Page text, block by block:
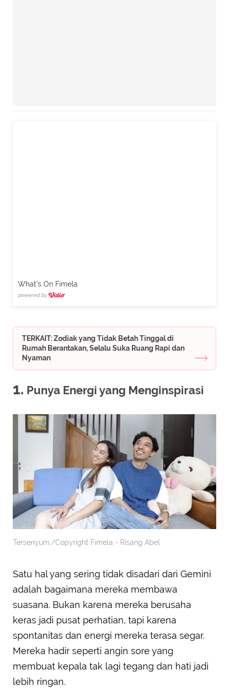
What's On Fimela
powered by
TERKAIT: Zodiak yang Tidak Betah Tinggal di
Rumah Berantakan, Selalu Suka Ruang Rapi dan
Nyaman
1. Punya Energi yang Menginspirasi
Tersenyum./Copyright Fimela - Risang Abel
Satu hal yang sering tidak disadari dari Gemini
adalah bagaimana mereka membawa
suasana. Bukan karena mereka berusaha
keras jadi pusat perhatian, tapi karena
spontanitas dan energi mereka terasa segar.
Mereka hadir seperti angin sore yang
membuat kepala tak lagi tegang dan hati jadi
lebih ringan.